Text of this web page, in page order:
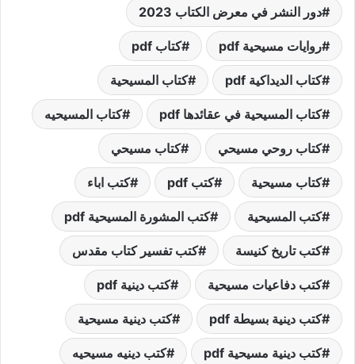
دور النشر في معرض الكتاب 2023
روايات مسيحية pdf كتاب pdf
كتاب الديداكية pdf كتاب المسيحية
كتاب المسيحية في عقائدها pdf كتاب المسيحيه
كتاب روحي مسيحي كتاب مسيحي
كتاب مسيحية كتب pdf كتب اباء
كتب المسيحية كتب المشورة المسيحية pdf
كتب تاريخ كنيسة كتب تفسير كتاب مقدس
كتب دفاعيات مسيحية كتب دينية pdf
كتب دينية بسيطة pdf كتب دينية مسيحية
كتب دينية مسيحية pdf كتب دينيه مسيحيه